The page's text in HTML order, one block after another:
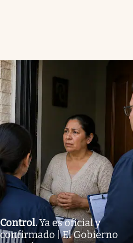
Control.Ya es oficial y
confirmado | El Gobierno